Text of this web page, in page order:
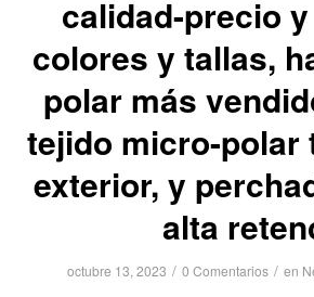
calidad-precio
colores y tallas,
polar más
tejido micro-
exterior, y
alta
octubre 13, 2023 / 0 Comentarios / en